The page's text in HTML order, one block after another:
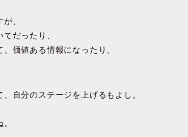
、
だったり、
価値ある情報になったり、
自分のステージを上げるもよし。